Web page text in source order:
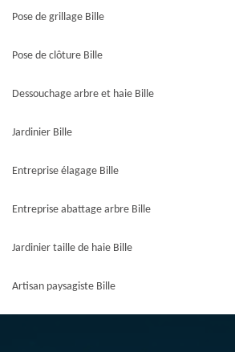
Pose de grillage Bille
Pose de clôture Bille
Dessouchage arbre et haie Bille
Jardinier Bille
Entreprise élagage Bille
Entreprise abattage arbre Bille
Jardinier taille de haie Bille
Artisan paysagiste Bille